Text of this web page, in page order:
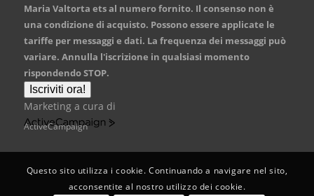
Maria Valtorta ets al numero fornito. Il consenso non è
una condizione di acquisto. Possono essere applicate le
tariffe per messaggi e dati. La frequenza dei messaggi può
variare. Annulla l'iscrizione in qualsiasi momento
rispondendo STOP.
Iscriviti ora!
Marketing a cura di
ActiveCampaign
Questo sito utilizza i cookie. Continuando a navigare nel sito,
acconsentite al nostro utilizzo dei cookie.